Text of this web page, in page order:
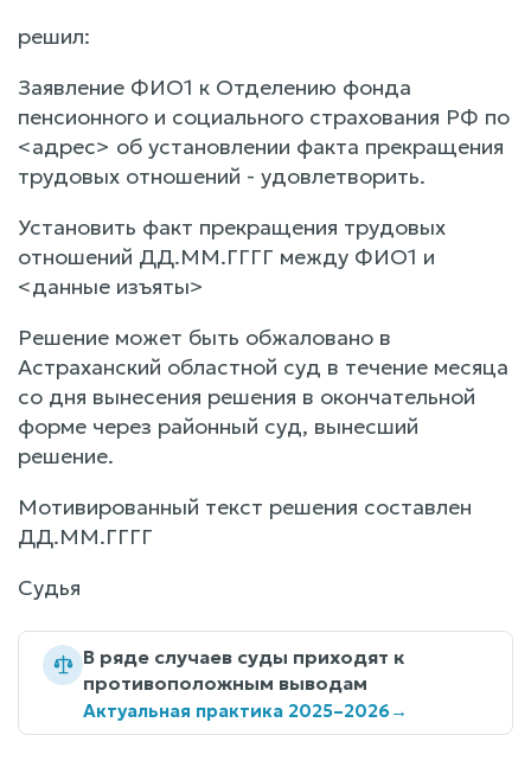
решил:
Заявление ФИО1 к Отделению фонда
пенсионного и социального страхования РФ по
<адрес> об установлении факта прекращения
трудовых отношений - удовлетворить.
Установить факт прекращения трудовых
отношений ДД.ММ.ГГГГ между ФИО1 и
<данные изъяты>
Решение может быть обжаловано в
Астраханский областной суд в течение месяца
со дня вынесения решения в окончательной
форме через районный суд, вынесший
решение.
Мотивированный текст решения составлен
ДД.ММ.ГГГГ
Судья
В ряде случаев суды приходят к
противоположным выводам
Актуальная практика 2025–2026→